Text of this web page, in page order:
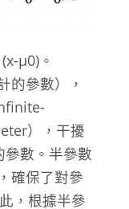
(x-μ0)。
的參數），
），干擾
參數。半參數
確保了對參
，根據半參